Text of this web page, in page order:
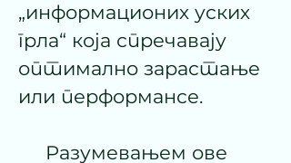
„информационих уских
грла“ која спречавају
оптимално зарастање
или перформансе.
Разумевањем ове